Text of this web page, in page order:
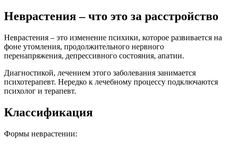
Неврастения – что это за расстройство
Неврастения – это изменение психики, которое развивается на
фоне утомления, продолжительного нервного
перенапряжения, депрессивного состояния, апатии.
Диагностикой, лечением этого заболевания занимается
психотерапевт. Нередко к лечебному процессу подключаются
психолог и терапевт.
Классификация
Формы неврастении: